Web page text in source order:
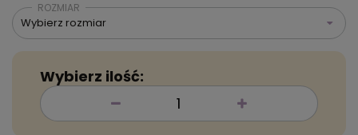
ROZMIAR
Wybierz rozmiar
Wybierz ilość: